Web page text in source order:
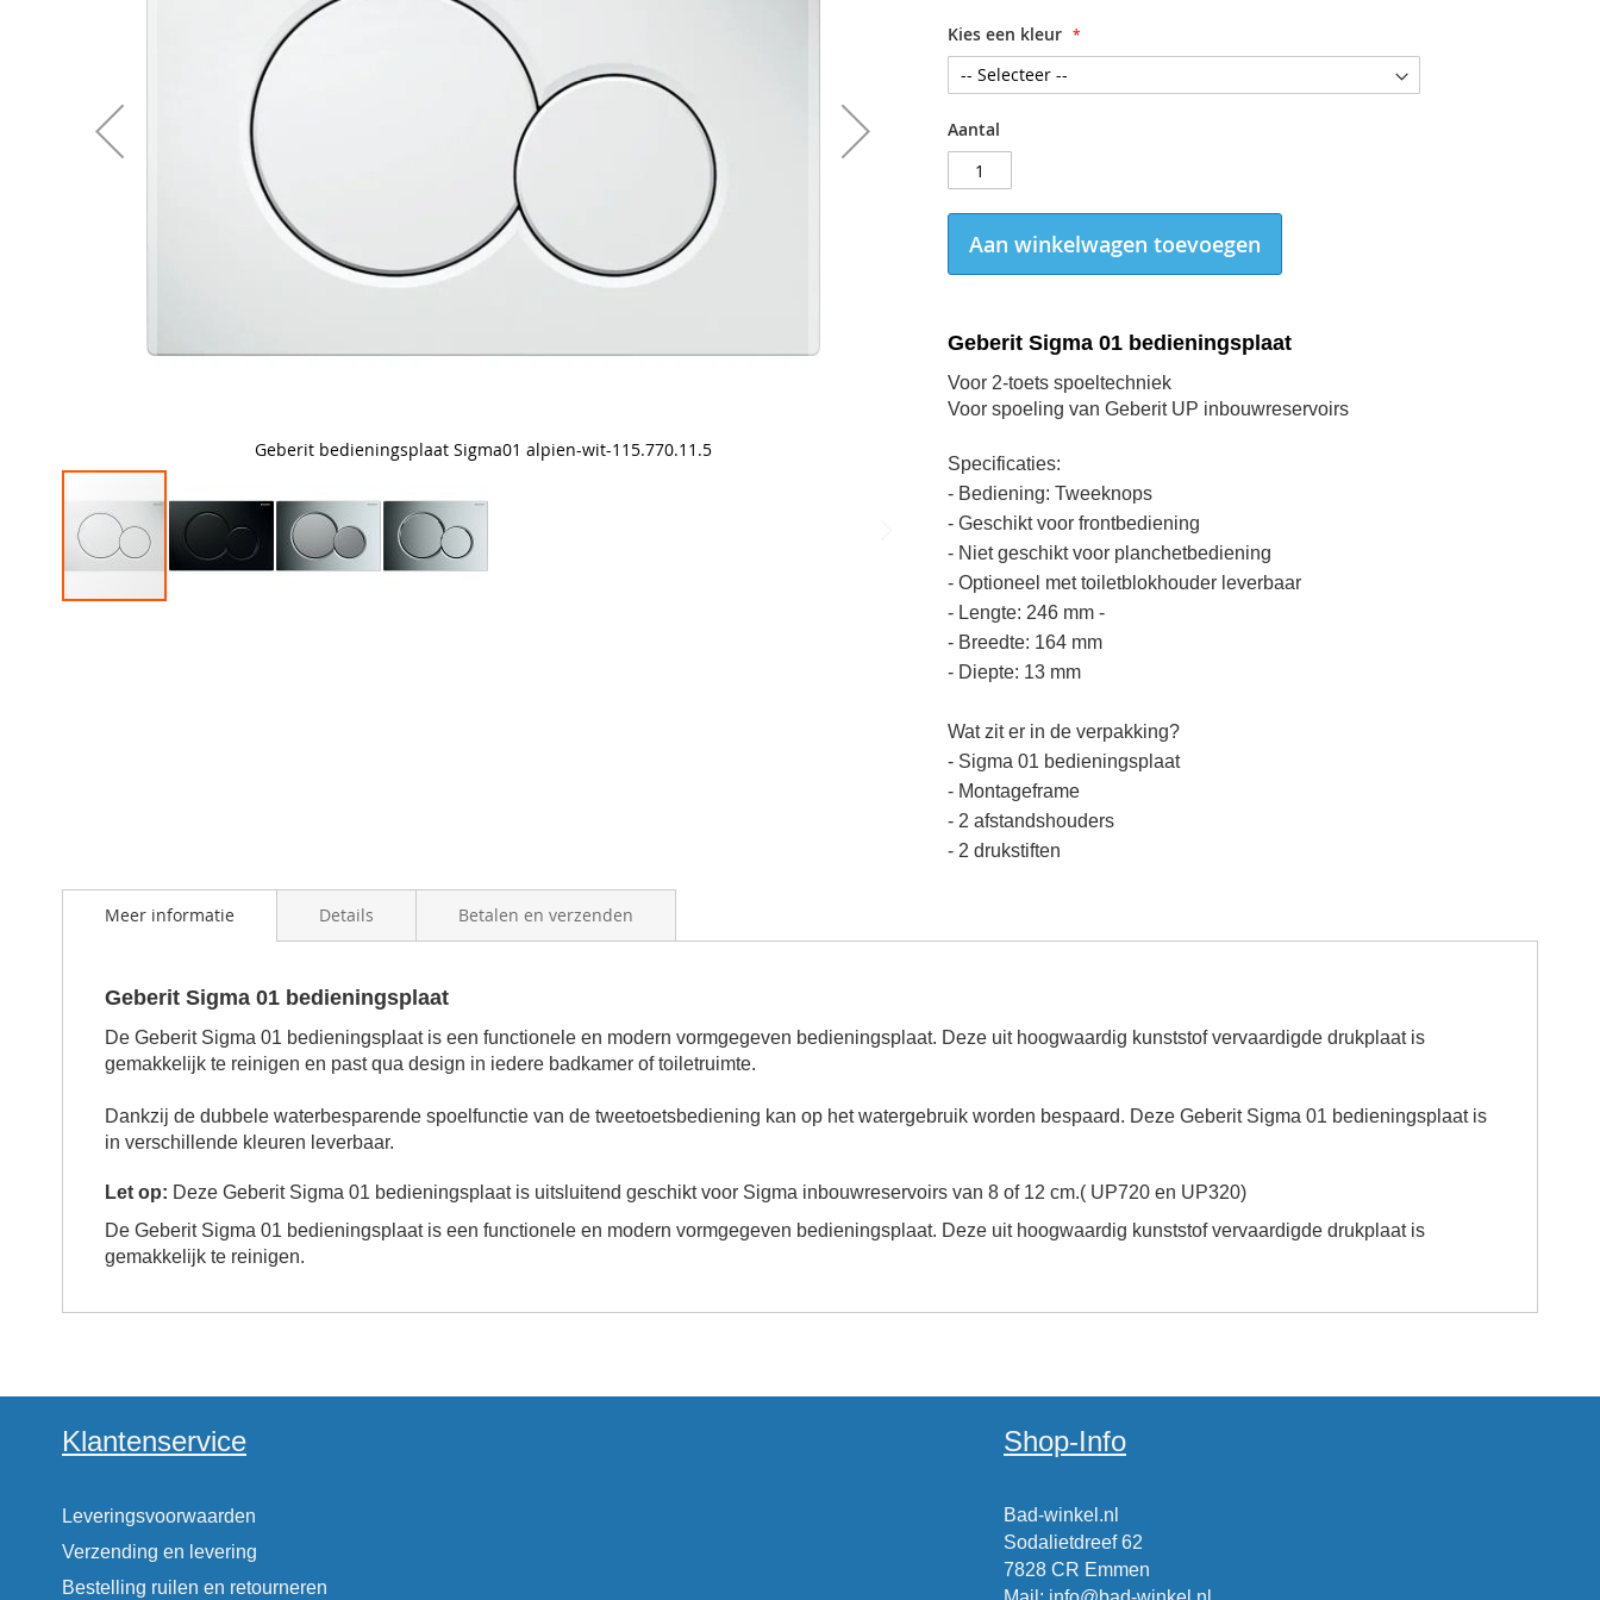
Kies een kleur
Aantal
Aan winkelwagen toevoegen
Geberit Sigma 01 bedieningsplaat
Voor 2-toets spoeltechniek
Voor spoeling van Geberit UP inbouwreservoirs
Specificaties:
- Bediening: Tweeknops
- Geschikt voor frontbediening
- Niet geschikt voor planchetbediening
- Optioneel met toiletblokhouder leverbaar
- Lengte: 246 mm -
- Breedte: 164 mm
- Diepte: 13 mm
Wat zit er in de verpakking?
- Sigma 01 bedieningsplaat
- Montageframe
- 2 afstandshouders
- 2 drukstiften
Geberit bedieningsplaat Sigma01 alpien-wit-115.770.11.5
Meer informatie
Geberit Sigma 01 bedieningsplaat
De Geberit Sigma 01 bedieningsplaat is een functionele en modern vormgegeven bedieningsplaat. Deze uit hoogwaardig kunststof vervaardigde drukplaat is
gemakkelijk te reinigen en past qua design in iedere badkamer of toiletruimte.
Dankzij de dubbele waterbesparende spoelfunctie van de tweetoetsbediening kan op het watergebruik worden bespaard. Deze Geberit Sigma 01 bedieningsplaat is
in verschillende kleuren leverbaar.
Let op: Deze Geberit Sigma 01 bedieningsplaat is uitsluitend geschikt voor Sigma inbouwreservoirs van 8 of 12 cm.( UP720 en UP320)
De Geberit Sigma 01 bedieningsplaat is een functionele en modern vormgegeven bedieningsplaat. Deze uit hoogwaardig kunststof vervaardigde drukplaat is
gemakkelijk te reinigen.
Details Betalen en verzenden
Klantenservice
Leveringsvoorwaarden
Verzending en levering
Bestelling ruilen en retourneren
Shop-Info
Bad-winkel.nl
Sodalietdreef 62
7828 CR Emmen